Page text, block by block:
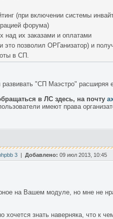
(при включении системы
форума)
над их заказами и оплатами
это позволил ОРГанизатор) и
в СП.
"СП Маэстро" расширяя
в ЛС здесь, на почту
имеют права
3 | Добавлено: 09 июл 2013, 10:45
на Вашем модуле, но мне не
хочется знать наверняка, что к